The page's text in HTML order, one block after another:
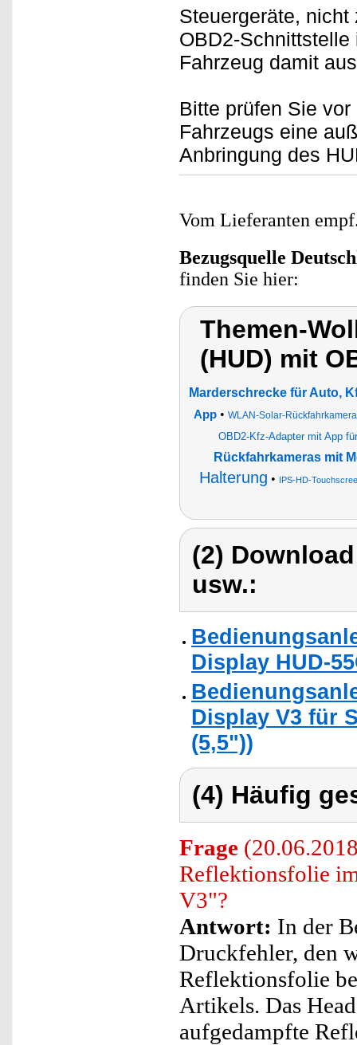
Steuergeräte,
OBD2-
Fahrzeug damit
Bitte prüfen Sie
Fahrzeugs eine
Anbringung des
Vom Lieferanten
Bezugsquelle
finden Sie hier:
Themen-
(HUD) mit
Marderschrecke für Auto,
App• WLAN-Solar-
OBD2-Kfz-Adapter mit App
Rückfahrkameras mit
Halterung • IPS-HD-
(2)
usw.:
Display HUD-
Display V3 für
(5,5"))
(4) Häufig
Frage
Reflektionsfolie
V3"?
Antwort: In der
Druckfehler, den
Reflektionsfolie
Artikels. Das
aufgedampfte